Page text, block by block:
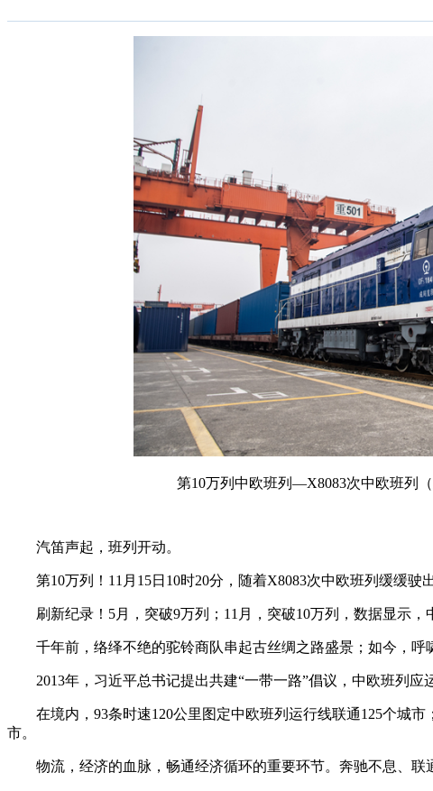
第10万列中欧班列—X8083次中欧班列
汽笛声起，班列开动。
第10万列！11月15日10时20分，随着X8083次中欧班列缓缓
刷新纪录！5月，突破9万列；11月，突破10万列，数据显示
千年前，络绎不绝的驼铃商队串起古丝绸之路盛景；如今，呼
2013年，习近平总书记提出共建“一带一路”倡议，中欧班列
在境内，93条时速120公里图定中欧班列运行线联通125个城
市。
物流，经济的血脉，畅通经济循环的重要环节。奔驰不息、联